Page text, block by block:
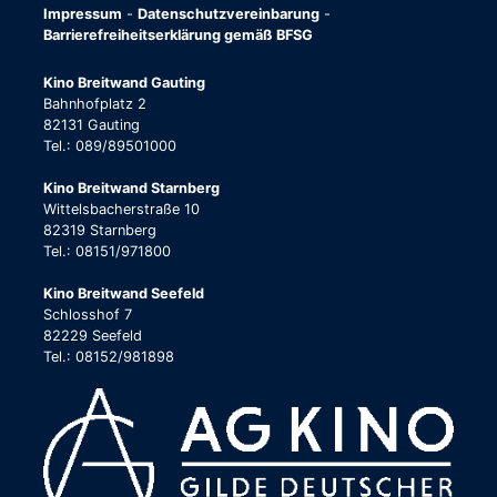
Impressum - Datenschutzvereinbarung -
Barrierefreiheitserklärung gemäß BFSG
Kino Breitwand Gauting
Bahnhofplatz 2
82131 Gauting
Tel.: 089/89501000
Kino Breitwand Starnberg
Wittelsbacherstraße 10
82319 Starnberg
Tel.: 08151/971800
Kino Breitwand Seefeld
Schlosshof 7
82229 Seefeld
Tel.: 08152/981898